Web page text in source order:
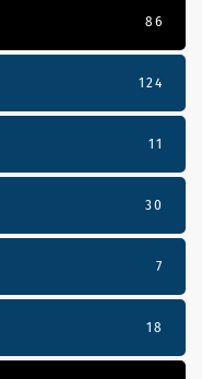
86
124
11
30
7
18